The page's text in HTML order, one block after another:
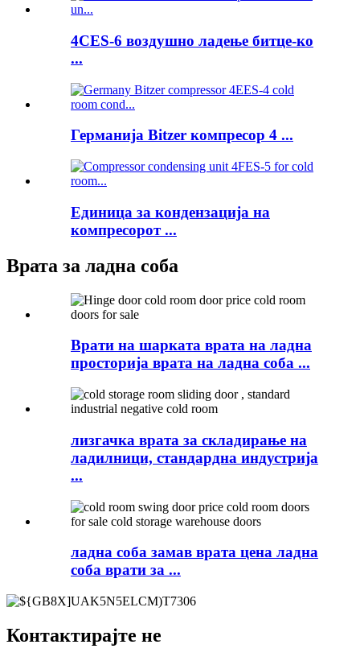
4CES-6 воздушно ладење битце-ко
...
Германија Bitzer компресор 4 ...
Единица за кондензација на
компресорот ...
Врата за ладна соба
Врати на шарката врата на ладна
просторија врата на ладна соба ...
лизгачка врата за складирање на
ладилници, стандардна индустрија
...
ладна соба замав врата цена ладна
соба врати за ...
Контактирајте не